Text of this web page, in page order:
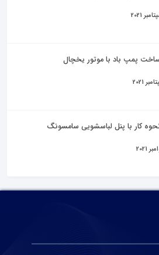
پمپ باد با موتور یخچال
کار با پنل لباسشویی سامسونگ